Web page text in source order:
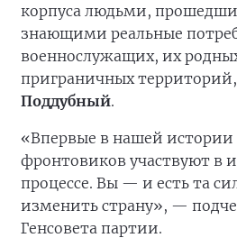
корпуса людьми,
знающими реальные
военнослужащих, их
приграничных
Поддубный.
«Впервые в нашей истории
фронтовиков участвуют в
процессе. Вы — и есть та
изменить страну», —
Генсовета партии.